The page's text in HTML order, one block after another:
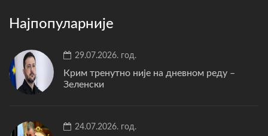
Најпопуларније
29.07.2026. год.
Крим тренутно није на дневном реду –
Зеленски
24.07.2026. год.